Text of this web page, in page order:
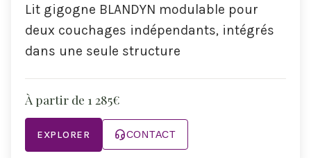
Lit gigogne BLANDYN modulable pour
deux couchages indépendants, intégrés
dans une seule structure
À partir de 1 285€
EXPLORER CONTACT